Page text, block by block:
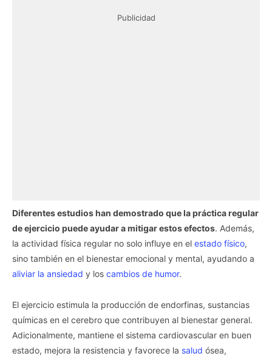
Publicidad
Diferentes estudios han demostrado que la práctica regular
de ejercicio puede ayudar a mitigar estos efectos. Además,
la actividad física regular no solo influye en el estado físico,
sino también en el bienestar emocional y mental, ayudando a
aliviar la ansiedad y los cambios de humor.
El ejercicio estimula la producción de endorfinas, sustancias
químicas en el cerebro que contribuyen al bienestar general.
Adicionalmente, mantiene el sistema cardiovascular en buen
estado, mejora la resistencia y favorece la salud ósea,